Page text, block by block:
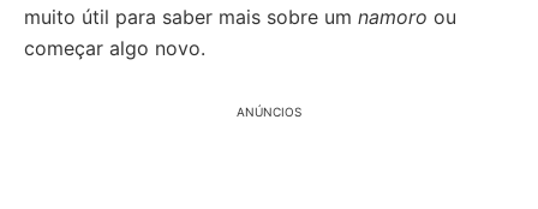
muito útil para saber mais sobre um namoro ou
começar algo novo.
ANÚNCIOS